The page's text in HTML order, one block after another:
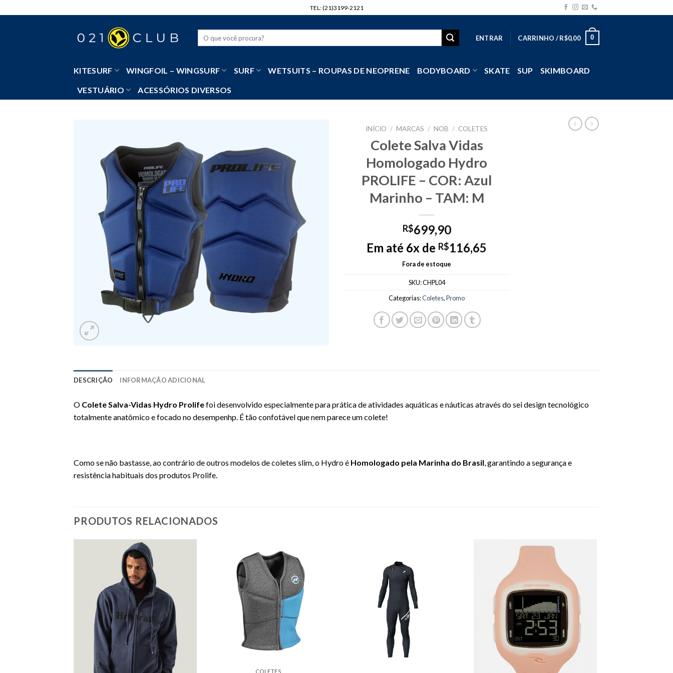
to
TEL: (21)3199-2121
ENTRAR CARRINHO /R$0,00 0
KITESURF WINGFOIL – WINGSURF SURF WETSUITS – ROUPAS DE NEOPRENE BODYBOARD SKATE SUP SKIMBOARD
VESTUÁRIO ACESSÓRIOS DIVERSOS
INÍCIO / MARCAS / NOB / COLETES
Colete Salva Vidas
Homologado Hydro
PROLIFE – COR: Azul
Marinho – TAM: M
R$699,90
Em até 6x de R$116,65
Fora de estoque
SKU:CHPL04
Categorias:Coletes,Promo
DESCRIÇÃO INFORMAÇÃO ADICIONAL
O Colete Salva-Vidas Hydro Prolifefoi desenvolvido especialmente para prática de atividades aquáticas e náuticas através do sei design tecnológico
totalmente anatômico e focado no desempenhp. É tão confotável que nem parece um colete!
Como se não bastasse, ao contrário de outros modelos de coletes slim, o Hydro é Homologado pela Marinha do Brasil, garantindo a segurança e
resistência habituais dos produtos Prolife.
PRODUTOS RELACIONADOS
COLETES